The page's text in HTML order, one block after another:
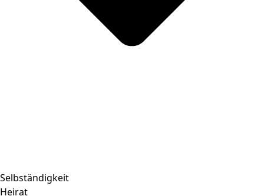
Selbständigkeit
Heirat